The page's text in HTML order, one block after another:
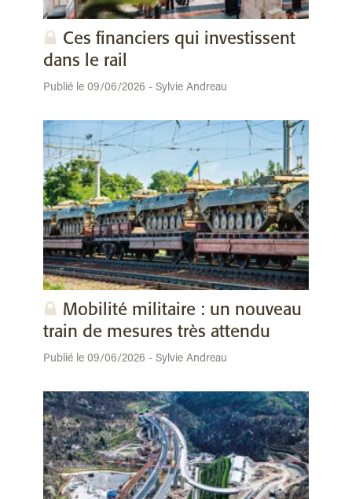
Ces financiers qui investissent
dans le rail
Publié le 09/06/2026 - Sylvie Andreau
Mobilité militaire : un nouveau
train de mesures très attendu
Publié le 09/06/2026 - Sylvie Andreau